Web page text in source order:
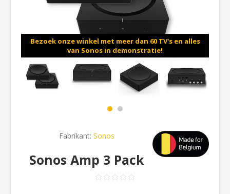
Bezoek onze winkel met meer dan 60 TV's en alles
van Sonos in demonstratie!
Fabrikant: Sonos
Sonos Amp 3 Pack